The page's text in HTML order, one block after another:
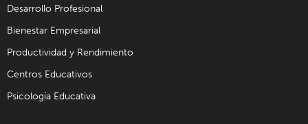
Desarrollo Profesional
Bienestar Empresarial
Productividad y Rendimiento
Centros Educativos
Psicología Educativa